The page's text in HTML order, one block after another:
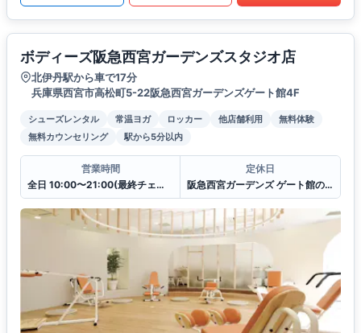
ボディーズ阪急西宮ガーデンズスタジオ店
北伊丹駅から車で17分
兵庫県西宮市高松町5-22阪急西宮ガーデンズゲート館4F
シューズレンタル 常温ヨガ ロッカー 他店舗利用
無料体験
無料カウンセリング
駅から5分以内
営業時間
全日 10:00〜21:00(最終チェックイン20:30)
定休日
阪急西宮ガーデンズ ゲート館の休館日に準ずる